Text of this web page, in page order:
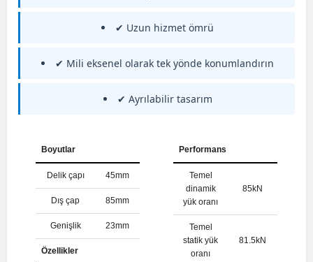
✔ Uzun hizmet ömrü
✔ Mili eksenel olarak tek yönde konumlandırın
✔ Ayrılabilir tasarım
Boyutlar
Delik çapı 45mm
Dış çap 85mm
Genişlik 23mm
Özellikler
Performans
Temel
dinamik
yük oranı
85kN
Temel
statik yük
oranı
81.5kN